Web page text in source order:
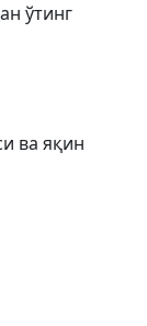
ўтинг
ва яқин